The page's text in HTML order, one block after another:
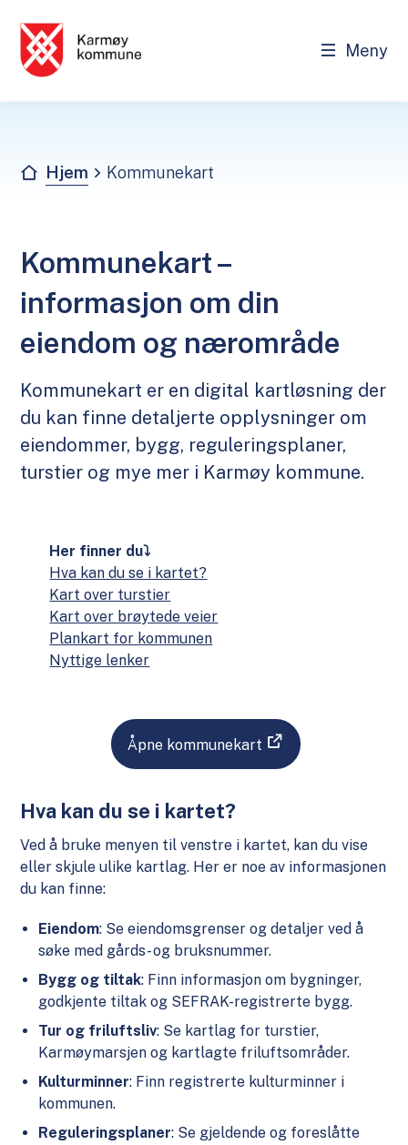
Meny
Du er her:
Hjem Kommunekart
Kommunekart –
informasjon om din
eiendom og nærområde
Kommunekart er en digital kartløsning der
du kan finne detaljerte opplysninger om
eiendommer, bygg, reguleringsplaner,
turstier og mye mer i Karmøy kommune.
Her finner du⤵
Hva kan du se i kartet?
Kart over turstier
Kart over brøytede veier
Plankart for kommunen
Nyttige lenker
Åpne kommunekart
Hva kan du se i kartet?
Ved å bruke menyen til venstre i kartet, kan du vise
eller skjule ulike kartlag. Her er noe av informasjonen
du kan finne:
Eiendom: Se eiendomsgrenser og detaljer ved å
søke med gårds- og bruksnummer.
Bygg og tiltak: Finn informasjon om bygninger,
godkjente tiltak og SEFRAK-registrerte bygg.
Tur og friluftsliv: Se kartlag for turstier,
Karmøymarsjen og kartlagte friluftsområder.
Kulturminner: Finn registrerte kulturminner i
kommunen.
Reguleringsplaner: Se gjeldende og foreslåtte